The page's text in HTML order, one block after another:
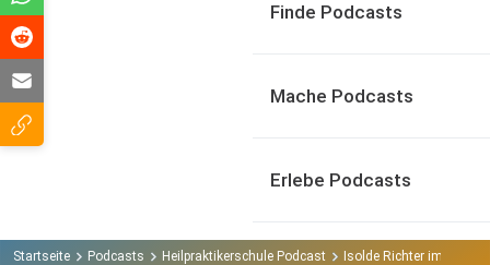
Finde Podcasts
Mache Podcasts
Erlebe Podcasts
Startseite Podcasts Heilpraktikerschule Podcast Isolde Richter im